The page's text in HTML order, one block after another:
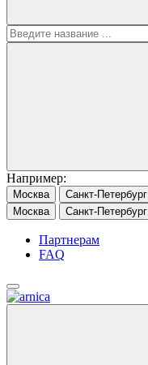
Например:
Москва
Санкт-Петербург
Москва
Санкт-Петербург
Партнерам
FAQ